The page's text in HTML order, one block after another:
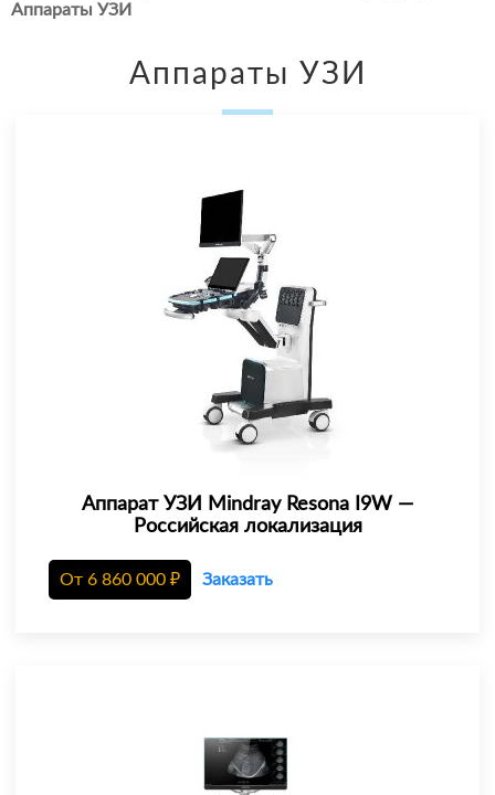
Аппараты УЗИ
Аппараты УЗИ
Аппарат УЗИ Mindray Resona I9W —
Российская локализация
От 6 860 000 ₽ Заказать